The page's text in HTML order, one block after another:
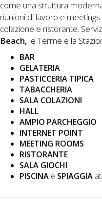
come una struttura
riunioni di lavoro e
colazione e ristorante.
Beach, le Terme e la
BAR
GELATERIA
PASTICCERIA TIPICA
TABACCHERIA
SALA COLAZIONI
HALL
AMPIO PARCHEGGIO
INTERNET POINT
MEETING ROOMS
RISTORANTE
SALA GIOCHI
PISCINA e SPIAGGIA